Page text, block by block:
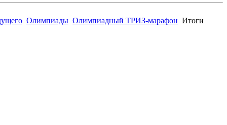
Олимпиады Олимпиадный ТРИЗ-марафон Итоги